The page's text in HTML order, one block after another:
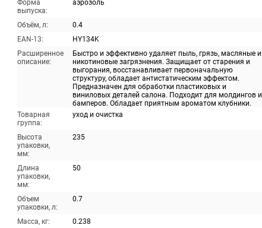
Форма
выпуска:
аэрозоль
Объём, л:
0.4
EAN-13:
HY134K
Расширенное
описание:
Быстро и эффективно удаляет пыль, грязь, масляные и
никотиновые загрязнения. Защищает от старения и
выгорания, восстанавливает первоначальную
структуру, обладает антистатическим эффектом.
Предназначен для обработки пластиковых и
виниловых деталей салона. Подходит для молдингов и
бамперов. Обладает приятным ароматом клубники.
Товарная
группа:
уход и очистка
Высота
упаковки,
мм:
235
Длина
упаковки,
мм:
50
Объем
упаковки, л:
0.7
Масса, кг:
0.238